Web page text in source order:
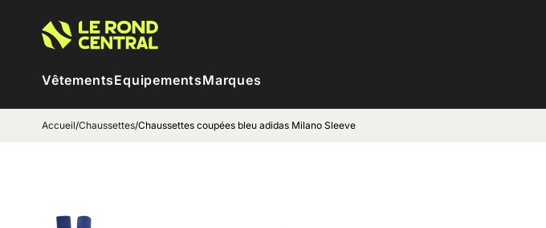
VêtementsEquipementsMarques
Accueil/Chaussettes/Chaussettes coupées bleu adidas Milano Sleeve